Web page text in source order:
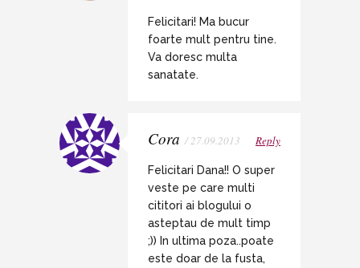
Felicitari! Ma bucur
foarte mult pentru tine.
Va doresc multa
sanatate.
Cora / 27.09.2013 Reply
Felicitari Dana!! O super
veste pe care multi
cititori ai blogului o
asteptau de mult timp
;)) In ultima poza..poate
este doar de la fusta,